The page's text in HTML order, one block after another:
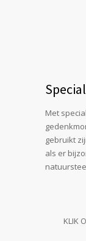
Met
gebruikt
als er
KLIK